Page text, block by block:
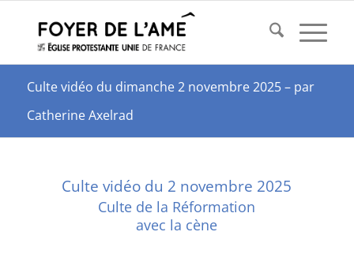
Culte vidéo du dimanche 2 novembre 2025 – par
Catherine Axelrad
Culte vidéo du 2 novembre 2025
Culte de la Réformation
avec la cène